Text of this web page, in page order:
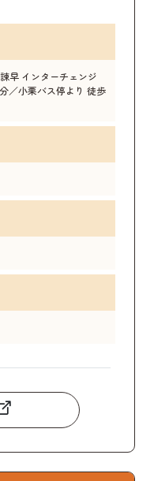
早 インターチェンジ
／小栗バス停より 徒歩